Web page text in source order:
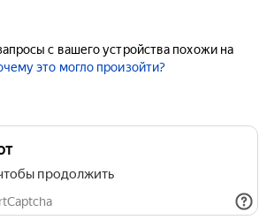
с вашего устройства похожи на
это могло произойти?
продолжить